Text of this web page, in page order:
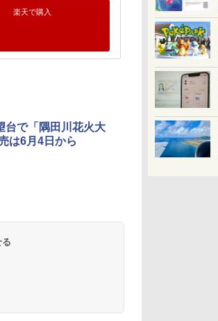
楽天で購入
で「隅田川花火大
は6月4日から